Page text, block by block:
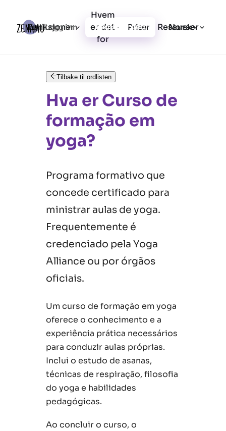
Funksjoner
Hvem
er det
for
Priser Ressurser
Logg inn Registrer deg Norsk
Tilbake til ordlisten
Hva er Curso de
formação em
yoga?
Programa formativo que
concede certificado para
ministrar aulas de yoga.
Frequentemente é
credenciado pela Yoga
Alliance ou por órgãos
oficiais.
Um curso de formação em yoga
oferece o conhecimento e a
experiência prática necessários
para conduzir aulas próprias.
Inclui o estudo de asanas,
técnicas de respiração, filosofia
do yoga e habilidades
pedagógicas.
Ao concluir o curso, o